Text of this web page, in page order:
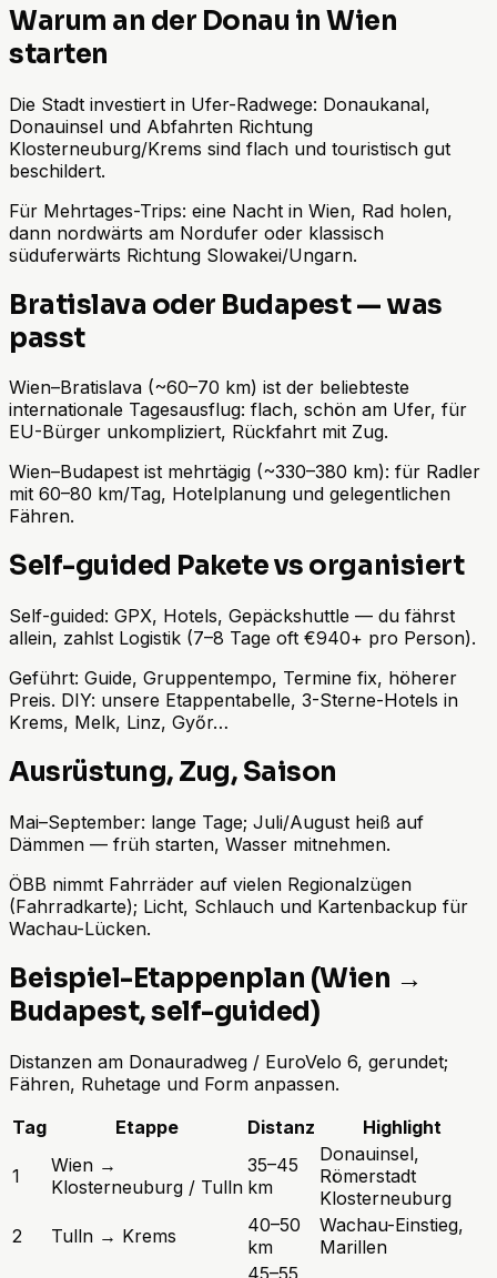
Warum an der Donau in Wien
starten
Die Stadt investiert in Ufer-Radwege: Donaukanal,
Donauinsel und Abfahrten Richtung
Klosterneuburg/Krems sind flach und touristisch gut
beschildert.
Für Mehrtages-Trips: eine Nacht in Wien, Rad holen,
dann nordwärts am Nordufer oder klassisch
süduferwärts Richtung Slowakei/Ungarn.
Bratislava oder Budapest — was
passt
Wien–Bratislava (~60–70 km) ist der beliebteste
internationale Tagesausflug: flach, schön am Ufer, für
EU-Bürger unkompliziert, Rückfahrt mit Zug.
Wien–Budapest ist mehrtägig (~330–380 km): für Radler
mit 60–80 km/Tag, Hotelplanung und gelegentlichen
Fähren.
Self-guided Pakete vs organisiert
Self-guided: GPX, Hotels, Gepäckshuttle — du fährst
allein, zahlst Logistik (7–8 Tage oft €940+ pro Person).
Geführt: Guide, Gruppentempo, Termine fix, höherer
Preis. DIY: unsere Etappentabelle, 3-Sterne-Hotels in
Krems, Melk, Linz, Győr…
Ausrüstung, Zug, Saison
Mai–September: lange Tage; Juli/August heiß auf
Dämmen — früh starten, Wasser mitnehmen.
ÖBB nimmt Fahrräder auf vielen Regionalzügen
(Fahrradkarte); Licht, Schlauch und Kartenbackup für
Wachau-Lücken.
Beispiel-Etappenplan (Wien →
Budapest, self-guided)
Distanzen am Donauradweg / EuroVelo 6, gerundet;
Fähren, Ruhetage und Form anpassen.
Tag
Etappe Distanz Highlight
1
Wien →
Klosterneuburg / Tulln
35–45
km
Donauinsel,
Römerstadt
Klosterneuburg
2
Tulln → Krems
40–50
km
Wachau-Einstieg,
Marillen
45–55